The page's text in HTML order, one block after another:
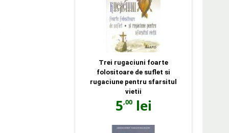
Trei rugaciuni foarte
folositoare de suflet si
rugaciune pentru sfarsitul
vietii
5,00lei